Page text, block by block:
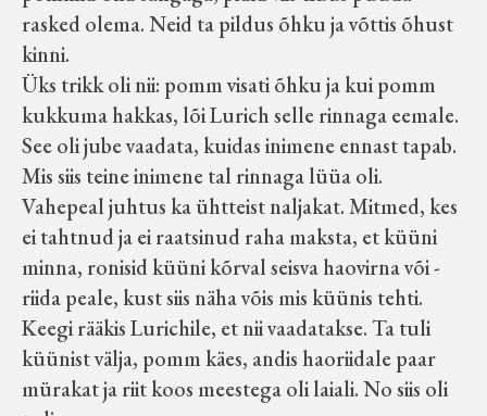
rasked olema. Neid ta pildus õhku ja võttis õhust
kinni.
Üks trikk oli nii: pomm visati õhku ja kui pomm
kukkuma hakkas, lõi Lurich selle rinnaga eemale.
See oli jube vaadata, kuidas inimene ennast tapab.
Mis siis teine inimene tal rinnaga lüüa oli.
Vahepeal juhtus ka ühtteist naljakat. Mitmed, kes
ei tahtnud ja ei raatsinud raha maksta, et küüni
minna, ronisid küüni kõrval seisva haovirna või -
riida peale, kust siis näha võis mis küünis tehti.
Keegi rääkis Lurichile, et nii vaadatakse. Ta tuli
küünist välja, pomm käes, andis haoriidale paar
mürakat ja riit koos meestega oli laiali. No siis oli